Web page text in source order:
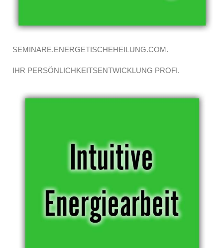
SEMINARE.ENERGETISCHEHEILUNG.COM.
IHR PERSÖNLICHKEITSENTWICKLUNG PROFI.